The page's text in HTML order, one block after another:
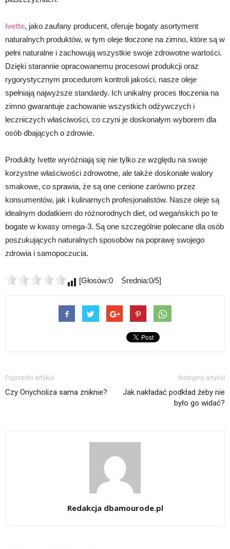
Ivette, jako zaufany producent, oferuje bogaty asortyment
naturalnych produktów, w tym oleje tłoczone na zimno, które są w
pełni naturalne i zachowują wszystkie swoje zdrowotne wartości.
Dzięki starannie opracowanemu procesowi produkcji oraz
rygorystycznym procedurom kontroli jakości, nasze oleje
spełniają najwyższe standardy. Ich unikalny proces tłoczenia na
zimno gwarantuje zachowanie wszystkich odżywczych i
leczniczych właściwości, co czyni je doskonałym wyborem dla
osób dbających o zdrowie.
Produkty Ivette wyróżniają się nie tylko ze względu na swoje
korzystne właściwości zdrowotne, ale także doskonałe walory
smakowe, co sprawia, że są one cenione zarówno przez
konsumentów, jak i kulinarnych profesjonalistów. Nasze oleje są
idealnym dodatkiem do różnorodnych diet, od wegańskich po te
bogate w kwasy omega-3. Są one szczególnie polecane dla osób
poszukujących naturalnych sposobów na poprawę swojego
zdrowia i samopoczucia.
[Głosów:0 Średnia:0/5]
Poprzedni artykuł
Czy Onycholiza sama zniknie?
Następny artykuł
Jak nakładać podkład żeby nie
było go widać?
Redakcja dbamourode.pl